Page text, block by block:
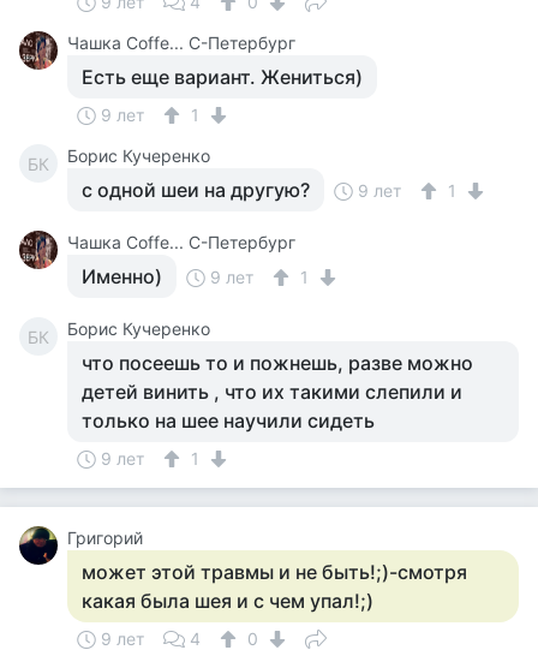
Чашка Cоffe... С-Петербург
Есть еще вариант. Жениться)
9 лет 1
БК Борис Кучеренко
с одной шеи на другую? 9 лет 1
Чашка Cоffe... С-Петербург
Именно) 9 лет 1
БК Борис Кучеренко
что посеешь то и пожнешь, разве можно
детей винить , что их такими слепили и
только на шее научили сидеть
9 лет 1
Григорий
может этой травмы и не быть!;)-смотря
какая была шея и с чем упал!;)
9 лет 4
0